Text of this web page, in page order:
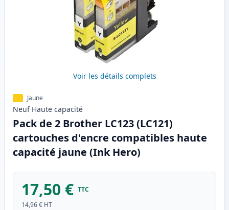
Voir les détails complets
Jaune
Neuf Haute capacité
Pack de 2 Brother LC123 (LC121)
cartouches d'encre compatibles haute
capacité jaune (Ink Hero)
17,50 € TTC
14,96 € HT